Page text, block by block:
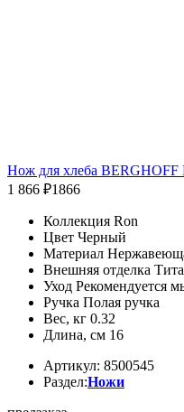
Нож для хлеба
1 866 ₽1866
Коллекция Ron
Цвет Черный
Материал
Внешняя отделка
Уход Рекомендуется
Ручка Полая ручка
Вес, кг 0.32
Длина, см 16
Артикул: 8500545
Раздел:Ножи